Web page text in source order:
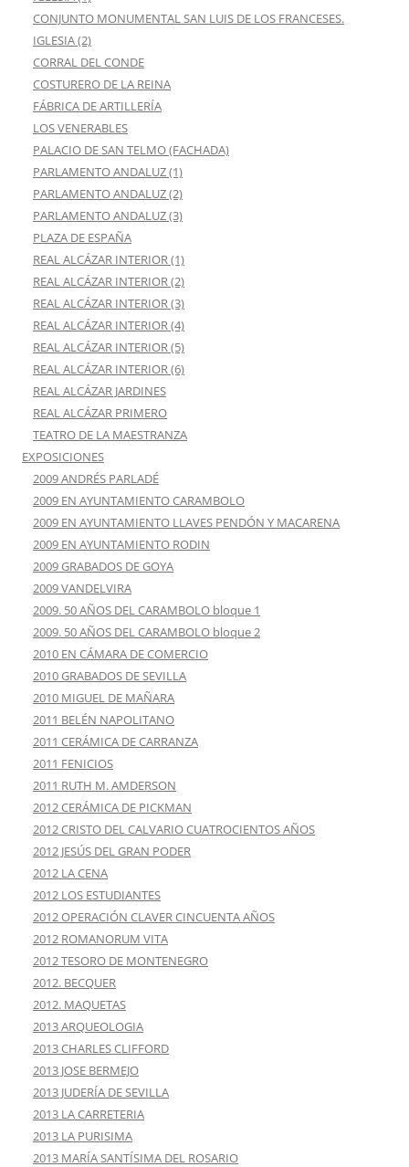
CONJUNTO MONUMENTAL SAN LUIS DE LOS FRANCESES.
IGLESIA (2)
CORRAL DEL CONDE
COSTURERO DE LA REINA
FÁBRICA DE ARTILLERÍA
LOS VENERABLES
PALACIO DE SAN TELMO (FACHADA)
PARLAMENTO ANDALUZ (1)
PARLAMENTO ANDALUZ (2)
PARLAMENTO ANDALUZ (3)
PLAZA DE ESPAÑA
REAL ALCÁZAR INTERIOR (1)
REAL ALCÁZAR INTERIOR (2)
REAL ALCÁZAR INTERIOR (3)
REAL ALCÁZAR INTERIOR (4)
REAL ALCÁZAR INTERIOR (5)
REAL ALCÁZAR INTERIOR (6)
REAL ALCÁZAR JARDINES
REAL ALCÁZAR PRIMERO
TEATRO DE LA MAESTRANZA
EXPOSICIONES
2009 ANDRÉS PARLADÉ
2009 EN AYUNTAMIENTO CARAMBOLO
2009 EN AYUNTAMIENTO LLAVES PENDÓN Y MACARENA
2009 EN AYUNTAMIENTO RODIN
2009 GRABADOS DE GOYA
2009 VANDELVIRA
2009. 50 AÑOS DEL CARAMBOLO bloque 1
2009. 50 AÑOS DEL CARAMBOLO bloque 2
2010 EN CÁMARA DE COMERCIO
2010 GRABADOS DE SEVILLA
2010 MIGUEL DE MAÑARA
2011 BELÉN NAPOLITANO
2011 CERÁMICA DE CARRANZA
2011 FENICIOS
2011 RUTH M. AMDERSON
2012 CERÁMICA DE PICKMAN
2012 CRISTO DEL CALVARIO CUATROCIENTOS AÑOS
2012 JESÚS DEL GRAN PODER
2012 LA CENA
2012 LOS ESTUDIANTES
2012 OPERACIÓN CLAVER CINCUENTA AÑOS
2012 ROMANORUM VITA
2012 TESORO DE MONTENEGRO
2012. BECQUER
2012. MAQUETAS
2013 ARQUEOLOGIA
2013 CHARLES CLIFFORD
2013 JOSE BERMEJO
2013 JUDERÍA DE SEVILLA
2013 LA CARRETERIA
2013 LA PURISIMA
2013 MARÍA SANTÍSIMA DEL ROSARIO